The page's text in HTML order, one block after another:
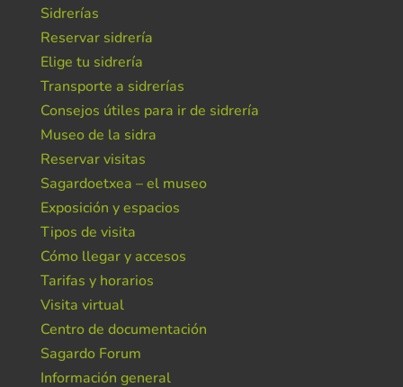
Sidrerías
Reservar sidrería
Elige tu sidrería
Transporte a sidrerías
Consejos útiles para ir de sidrería
Museo de la sidra
Reservar visitas
Sagardoetxea – el museo
Exposición y espacios
Tipos de visita
Cómo llegar y accesos
Tarifas y horarios
Visita virtual
Centro de documentación
Sagardo Forum
Información general